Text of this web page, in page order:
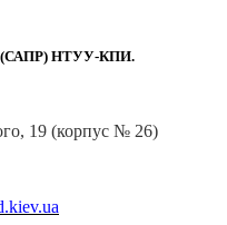
(САПР) НТУУ-КПИ.
19 (корпус № 26)